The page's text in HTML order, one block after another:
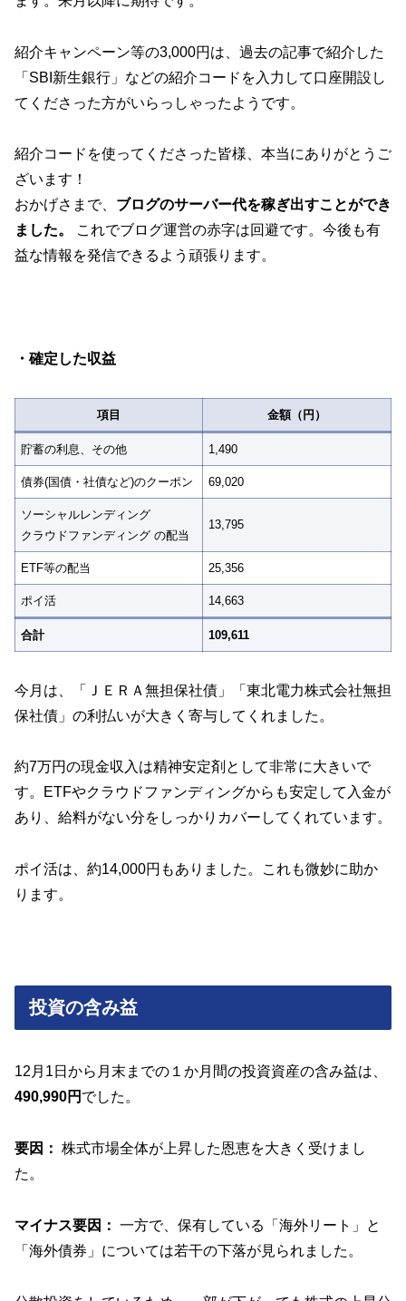
紹介キャンペーン等の3,000円は、過去の記事で紹介した
「SBI新生銀行」などの紹介コードを入力して口座開設し
てくださった方がいらっしゃったようです。
紹介コードを使ってくださった皆様、本当にありがとうご
ざいます！
おかげさまで、 ブログのサーバー代を稼ぎ出すことができ
ました。
これでブログ運営の赤字は回避です。今後も有
益な情報を発信できるよう頑張ります。
・確定した収益
項目 金額（円）
貯蓄の利息、その他 1,490
債券(国債・社債など)のクーポン 69,020
ソーシャルレンディング
クラウドファンディング の配当
13,795
ETF等の配当 25,356
ポイ活 14,663
合計 109,611
今月は、「ＪＥＲＡ無担保社債」「東北電力株式会社無担
保社債」の利払いが大きく寄与してくれました。
約7万円の現金収入は精神安定剤として非常に大きいで
す。ETFやクラウドファンディングからも安定して入金が
あり、給料がない分をしっかりカバーしてくれています。
ポイ活は、約14,000円もありました。これも微妙に助か
ります。
投資の含み益
12月1日から月末までの１か月間の投資資産の含み益は、
490,990円 でした。
要因： 株式市場全体が上昇した恩恵を大きく受けまし
た。
マイナス要因： 一方で、保有している「海外リート」と
「海外債券」については若干の下落が見られました。